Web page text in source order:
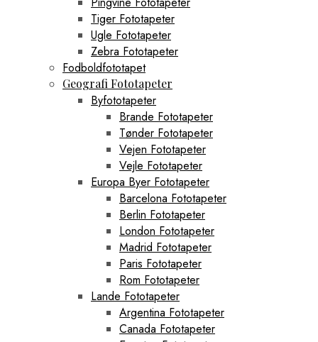
Tiger Fototapeter
Ugle Fototapeter
Zebra Fototapeter
Fodboldfototapet
Geografi Fototapeter
Byfototapeter
Brande Fototapeter
Tønder Fototapeter
Vejen Fototapeter
Vejle Fototapeter
Europa Byer Fototapeter
Barcelona Fototapeter
Berlin Fototapeter
London Fototapeter
Madrid Fototapeter
Paris Fototapeter
Rom Fototapeter
Lande Fototapeter
Argentina Fototapeter
Canada Fototapeter